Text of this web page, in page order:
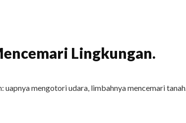
Lingkungan.
mengotori udara, limbahnya mencemari tanah.